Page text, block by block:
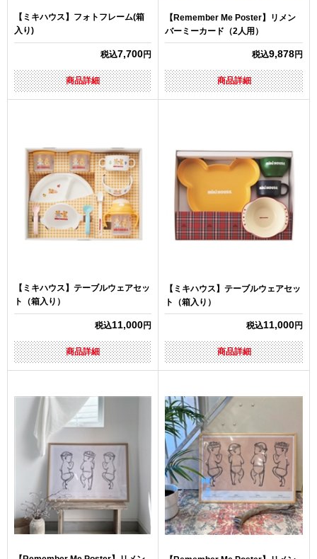
【ミキハウス】フォトフレーム(箱
入り)
税込7,700円
商品詳細
【Remember Me Poster】リメン
バーミーカード（2人用）
税込9,878円
商品詳細
【ミキハウス】テーブルウェアセッ
ト（箱入り）
税込11,000円
商品詳細
【ミキハウス】テーブルウェアセッ
ト（箱入り）
税込11,000円
商品詳細